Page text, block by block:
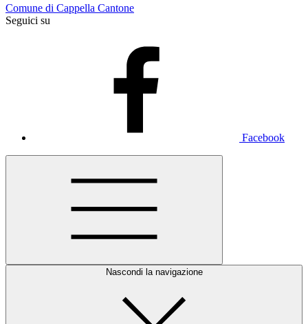
Comune di Cappella Cantone
Seguici su
Facebook
Nascondi la navigazione